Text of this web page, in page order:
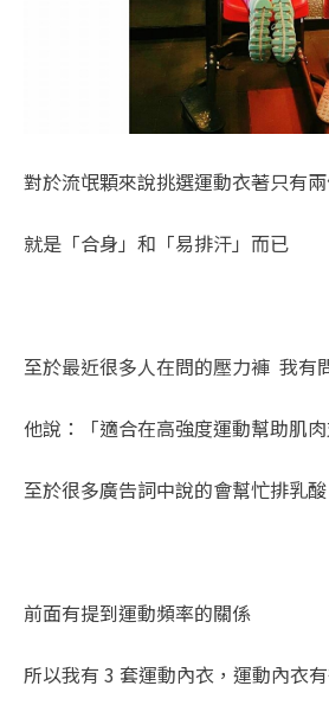
對於流氓顆來說挑選運動衣著只有
就是「合身」和「易排汗」而已
至於最近很多人在問的壓力褲 我有
他說：「適合在高強度運動幫助肌肉
至於很多廣告詞中說的會幫忙排乳
前面有提到運動頻率的關係
所以我有 3 套運動內衣，運動內衣